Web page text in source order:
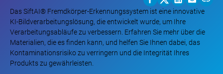
Das SiftAI® Fremdkörper-Erkennungssystem ist eine innovative
KI-Bildverarbeitungslösung, die entwickelt wurde, um Ihre
Verarbeitungsabläufe zu verbessern. Erfahren Sie mehr über die
Materialien, die es finden kann, und helfen Sie Ihnen dabei, das
Kontaminationsrisiko zu verringern und die Integrität Ihres
Produkts zu gewährleisten.